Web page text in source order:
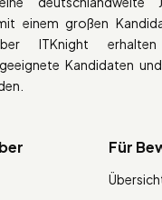
einem großen
ITKnight
Kandidaten
Für